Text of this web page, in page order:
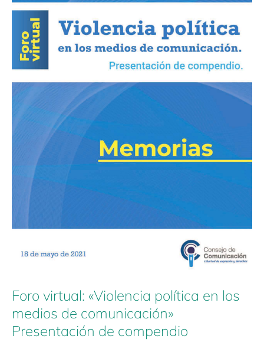
Foro virtual: «Violencia política en los
medios de comunicación»
Presentación de compendio
los
medios
comunicación»
Presentación
de
compendio